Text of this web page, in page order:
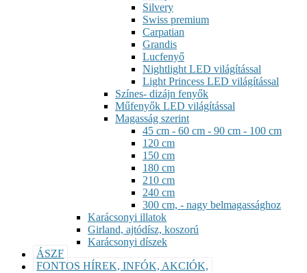
Silvery
Swiss premium
Carpatian
Grandis
Lucfenyő
Nightlight LED világítással
Light Princess LED világítással
Színes- dizájn fenyők
Műfenyők LED világítással
Magasság szerint
45 cm - 60 cm - 90 cm - 100 cm
120 cm
150 cm
180 cm
210 cm
240 cm
300 cm, - nagy belmagassághoz
Karácsonyi illatok
Girland, ajtódísz, koszorú
Karácsonyi díszek
ÁSZF
FONTOS HÍREK, INFÓK, AKCIÓK,